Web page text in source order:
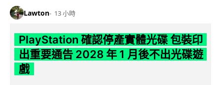
Lawton 13 小時
PlayStation 確認停產實體光碟 包裝印
出重要通告 2028 年 1 月後不出光碟遊
戲